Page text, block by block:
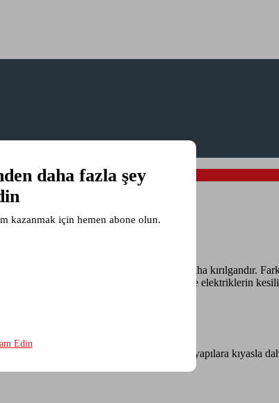
olmayan —basit— yapılara kıyasla daha kırılgandır.
mesela Kuzey Amerika’nın üçte birinde elektriklerin
ediyorum. Karmaşık yapıların basit yapılara kıyasla
daha fazla şey
kazanmak için hemen abone olun.
Edin